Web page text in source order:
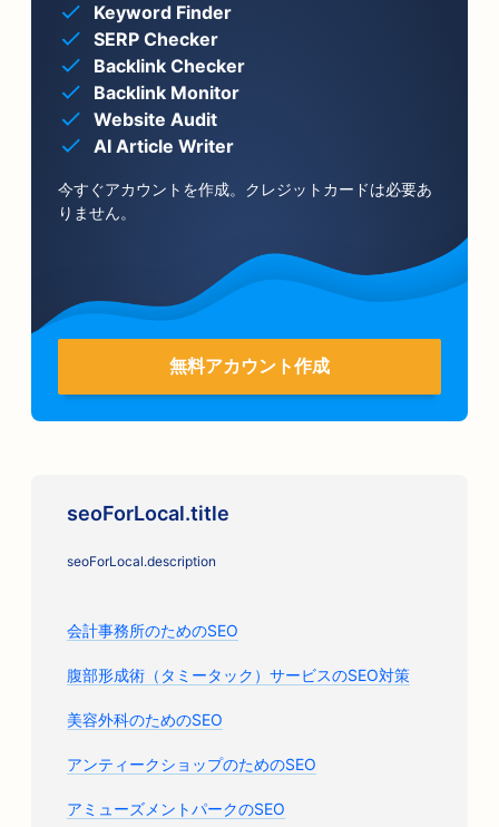
Keyword Finder
SERP Checker
Backlink Checker
Backlink Monitor
Website Audit
AI Article Writer
今すぐアカウントを作成。クレジットカードは必要あ
りません。
無料アカウント作成
seoForLocal.title
seoForLocal.description
会計事務所のためのSEO
腹部形成術（タミータック）サービスのSEO対策
美容外科のためのSEO
アンティークショップのためのSEO
アミューズメントパークのSEO